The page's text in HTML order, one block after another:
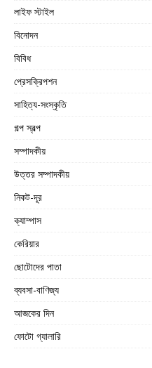
লাইফ স্টাইল
বিনোদন
বিবিধ
প্রেসক্রিপশন
সাহিত্য-সংস্কৃতি
গল্প স্বল্প
সম্পাদকীয়
উত্তর সম্পাদকীয়
নিকট-দূর
ক্যাম্পাস
কেরিয়ার
ছোটোদের পাতা
ব্যবসা-বাণিজ্য
আজকের দিন
ফোটো গ্যালারি